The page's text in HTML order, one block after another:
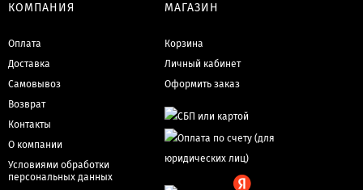
КОМПАНИЯ
Оплата
Доставка
Самовывоз
Возврат
Контакты
О компании
Условиями обработки
персональных данных
МАГАЗИН
Корзина
Личный кабинет
Оформить заказ